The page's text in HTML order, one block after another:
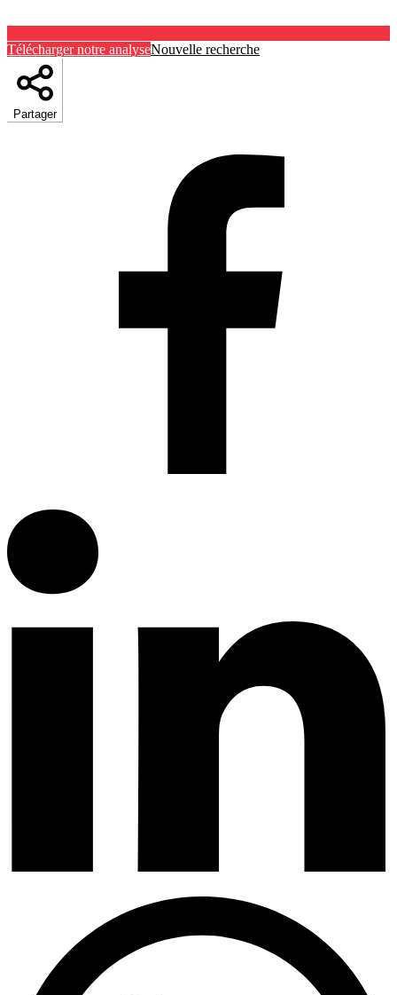
Télécharger notre analyseNouvelle recherche
Partager